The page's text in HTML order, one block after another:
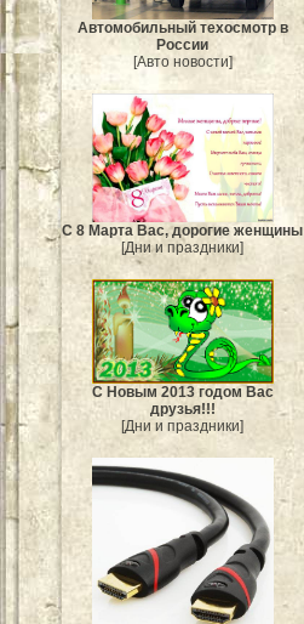
Автомобильный техосмотр в
России
[Авто новости]
С 8 Марта Вас, дорогие женщины
[Дни и праздники]
С Новым 2013 годом Вас
друзья!!!
[Дни и праздники]